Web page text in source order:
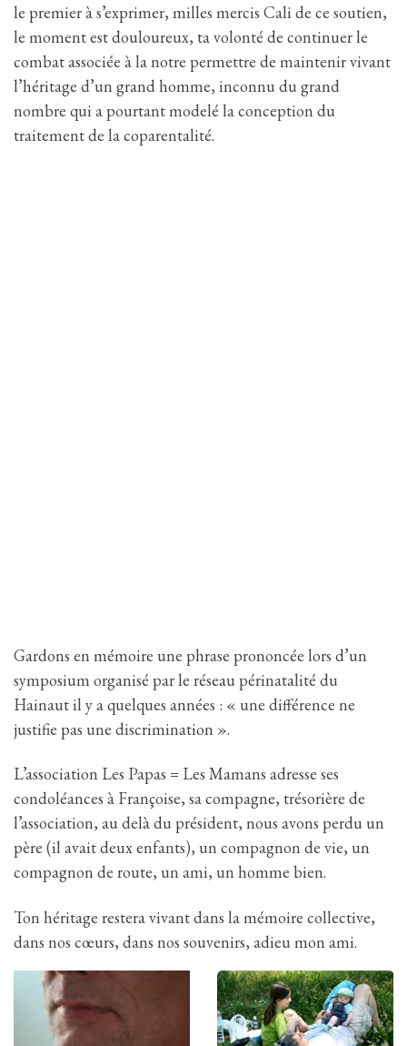
le premier à s’exprimer, milles mercis Cali de ce soutien,
le moment est douloureux, ta volonté de continuer le
combat associée à la notre permettre de maintenir vivant
l’héritage d’un grand homme, inconnu du grand
nombre qui a pourtant modelé la conception du
traitement de la coparentalité.
Gardons en mémoire une phrase prononcée lors d’un
symposium organisé par le réseau périnatalité du
Hainaut il y a quelques années : « une différence ne
justifie pas une discrimination ».
L’association Les Papas = Les Mamans adresse ses
condoléances à Françoise, sa compagne, trésorière de
l’association, au delà du président, nous avons perdu un
père (il avait deux enfants), un compagnon de vie, un
compagnon de route, un ami, un homme bien.
Ton héritage restera vivant dans la mémoire collective,
dans nos cœurs, dans nos souvenirs, adieu mon ami.